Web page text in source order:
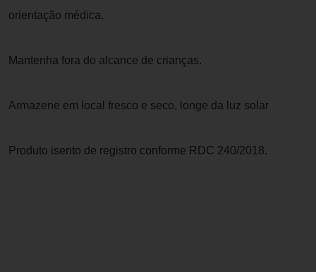
orientação médica.
Mantenha fora do alcance de crianças.
Armazene em local fresco e seco, longe da luz solar
Produto isento de registro conforme RDC 240/2018.